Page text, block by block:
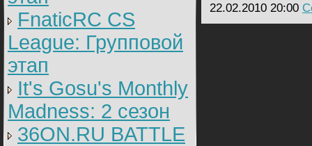
FnaticRC CS
League: Групповой
этап
It's Gosu's Monthly
Madness: 2 сезон
36ON.RU BATTLE
22.02.2010 20:00